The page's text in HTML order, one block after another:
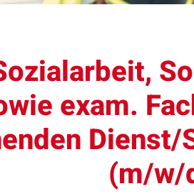
exam.
(m/w/